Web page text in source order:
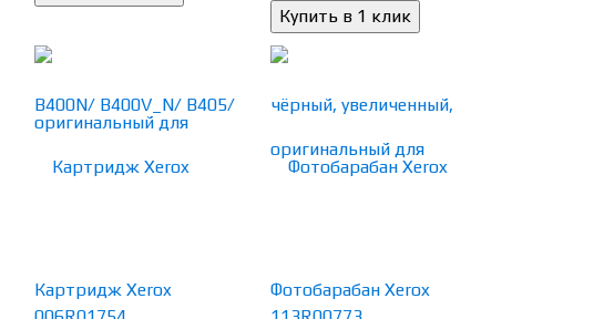
Картридж Xerox
Фотобарабан Xerox